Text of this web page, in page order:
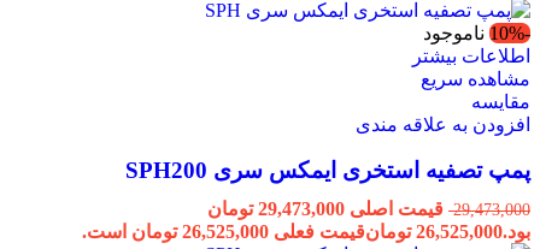
-10%
ناموجود
اطلاعات بیشتر
مشاهده سریع
مقایسه
افزودن به علاقه مندی
پمپ تصفیه استخری ایمکس سری SPH200
29,473,000
قیمت اصلی 29,473,000 تومان
بود.26,525,000 تومانقیمت فعلی 26,525,000 تومان است.